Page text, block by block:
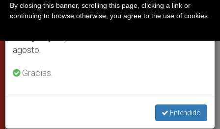
la presencia de familias cristianas”
JUNIO 05, 2011 00:00
a s c i a
agosto.
Gracias.
Entendido
By closing this banner, scrolling this page, clicking a link or
continuing to browse otherwise, you agree to the use of cookies.